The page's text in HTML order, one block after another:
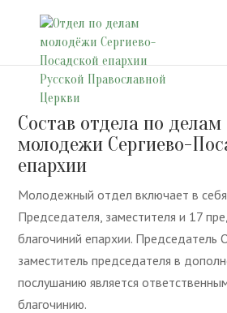
Состав отдела по делам
молодежи Сергиево-
епархии
Молодежный отдел включает в
Председателя, заместителя и 17
благочиний епархии. Председатель
заместитель председателя в
послушанию является
благочинию.